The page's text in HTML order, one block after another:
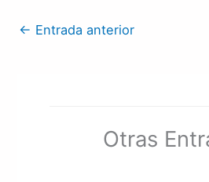
← Entrada anterior
Otras